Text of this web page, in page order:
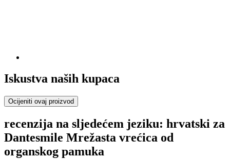
Iskustva naših kupaca
Ocijeniti ovaj proizvod
recenzija na sljedećem jeziku: hrvatski za
Dantesmile Mrežasta vrećica od
organskog pamuka